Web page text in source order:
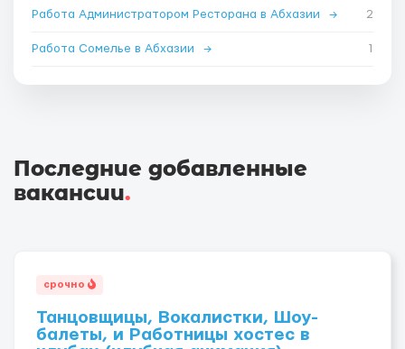
Работа Администратором Ресторана в Абхазии → 2
Работа Сомелье в Абхазии → 1
Последние добавленные
вакансии.
срочно
Танцовщицы, Вокалистки, Шоу-
балеты, и Работницы хостес в